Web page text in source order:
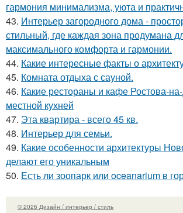
гармония минимализма, уюта и
43. Интерьер загородного дома -
стильный, где каждая зона продумана
максимального комфорта и гармонии.
44. Какие интересные факты о
45. Комната отдыха с сауной.
46. Какие рестораны и кафе Ростова-
местной кухней
47. Эта квартира - всего 45 кв.
48. Интерьер для семьи.
49. Какие особенности архитектуры
делают его уникальным
50. Есть ли зоопарк или oceanarium в
© 2026 Дизайн / интерьер / стиль